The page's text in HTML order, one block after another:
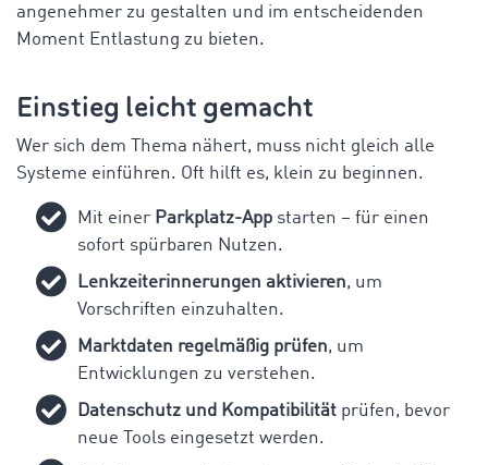
angenehmer zu gestalten und im entscheidenden
Moment Entlastung zu bieten.
Einstieg leicht gemacht
Wer sich dem Thema nähert, muss nicht gleich alle
Systeme einführen. Oft hilft es, klein zu beginnen.
Mit einer Parkplatz-App starten – für einen
sofort spürbaren Nutzen.
Lenkzeiterinnerungen aktivieren, um
Vorschriften einzuhalten.
Marktdaten regelmäßig prüfen, um
Entwicklungen zu verstehen.
Datenschutz und Kompatibilität prüfen, bevor
neue Tools eingesetzt werden.